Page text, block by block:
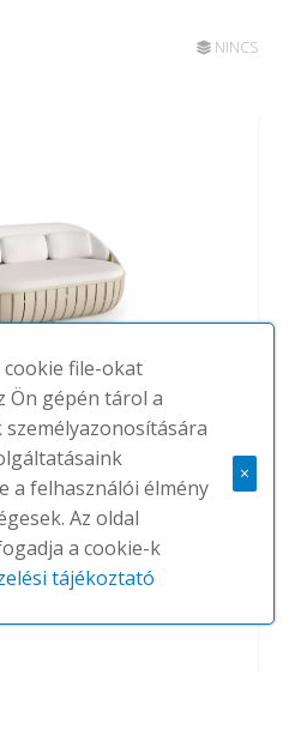
NINCS
NINCS
cookie file-okat
Ön gépén tárol a
személyazonosítására
a felhasználói élmény
Az oldal
a cookie-k
tájékoztató
×